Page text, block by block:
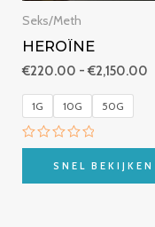
Seks/Meth
HEROÏNE
€220.00 - €2,150.00
1G 10G 50G
Beoordeeld
van
SNEL BEKIJKEN